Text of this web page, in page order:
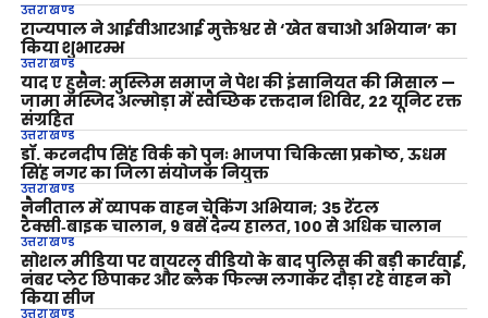
उत्तराखण्ड
राज्यपाल ने आईवीआरआई मुक्तेश्वर से ‘खेत बचाओ अभियान’ का
किया शुभारम्भ
उत्तराखण्ड
याद ए हुसैन: मुस्लिम समाज ने पेश की इंसानियत की मिसाल —
जामा मस्जिद अल्मोड़ा में स्वैच्छिक रक्तदान शिविर, 22 यूनिट रक्त
संग्रहित
उत्तराखण्ड
डॉ. करनदीप सिंह विर्क को पुनः भाजपा चिकित्सा प्रकोष्ठ, ऊधम
सिंह नगर का जिला संयोजक नियुक्त
उत्तराखण्ड
नैनीताल में व्यापक वाहन चेकिंग अभियान; 35 रेंटल
टैक्सी‑बाइक चालान, 9 बसें दैन्य हालत, 100 से अधिक चालान
उत्तराखण्ड
सोशल मीडिया पर वायरल वीडियो के बाद पुलिस की बड़ी कार्रवाई,
नंबर प्लेट छिपाकर और ब्लैक फिल्म लगाकर दौड़ा रहे वाहन को
किया सीज
उत्तराखण्ड